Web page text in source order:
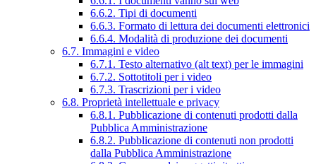
6.6.2. Tipi di documenti
6.6.3. Formato di lettura dei documenti elettronici
6.6.4. Modalità di produzione dei documenti
6.7. Immagini e video
6.7.1. Testo alternativo (alt text) per le immagini
6.7.2. Sottotitoli per i video
6.7.3. Trascrizioni per i video
6.8. Proprietà intellettuale e privacy
6.8.1. Pubblicazione di contenuti prodotti dalla
Pubblica Amministrazione
6.8.2. Pubblicazione di contenuti non prodotti
dalla Pubblica Amministrazione